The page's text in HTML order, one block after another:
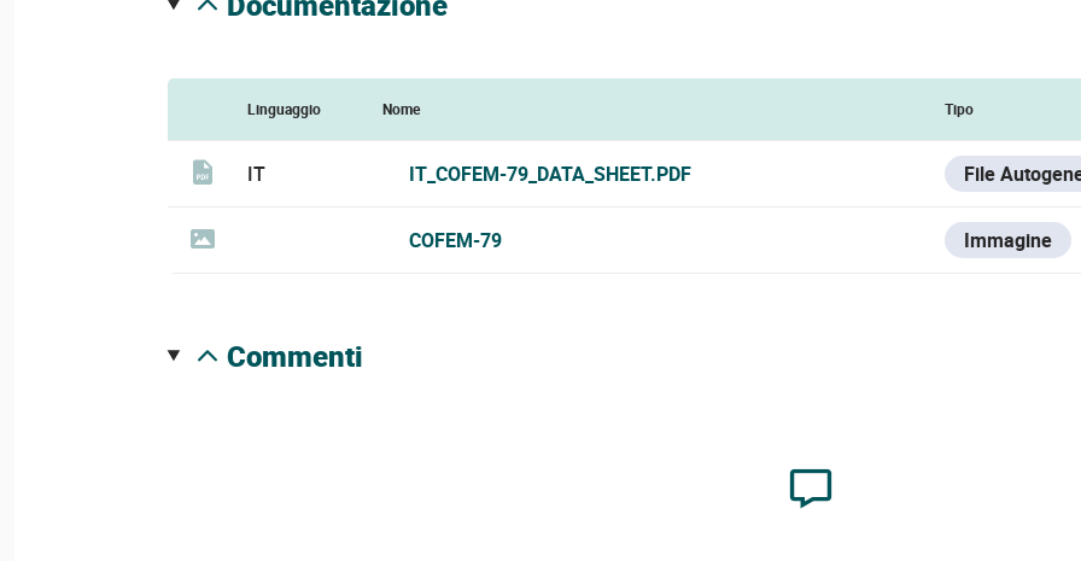
Linguaggio Nome Tipo
IT IT_COFEM-79_DATA_SHEET.PDF File
COFEM-79 Immagine
commenti